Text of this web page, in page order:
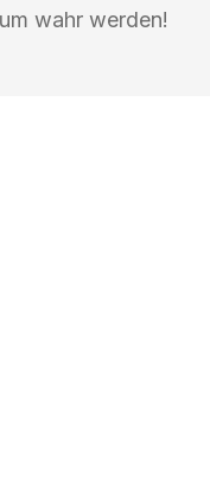
wahr werden!